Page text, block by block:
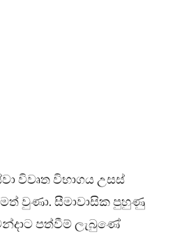
විවෘත විභාගය උසස්
වුණා. සීමාවාසික පුහුණු
පත්වීම් ලැබුණේ